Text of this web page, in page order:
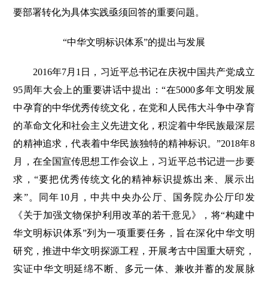
要部署转化为具体实践亟须回答的重要问题。
“中华文明标识体系”的提出与发展
2016年7月1日，习近平总书记在庆祝中国共产党成立
95周年大会上的重要讲话中提出：“在5000多年文明发展
中孕育的中华优秀传统文化，在党和人民伟大斗争中孕育
的革命文化和社会主义先进文化，积淀着中华民族最深层
的精神追求，代表着中华民族独特的精神标识。”2018年8
月，在全国宣传思想工作会议上，习近平总书记进一步要
求，“要把优秀传统文化的精神标识提炼出来、展示出
来”。同年10月，中共中央办公厅、国务院办公厅印发
《关于加强文物保护利用改革的若干意见》，将“构建中
华文明标识体系”列为一项重要任务，旨在深化中华文明
研究，推进中华文明探源工程，开展考古中国重大研究，
实证中华文明延绵不断、多元一体、兼收并蓄的发展脉